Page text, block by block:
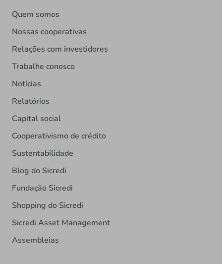
Quem somos
Nossas cooperativas
Relações com investidores
Trabalhe conosco
Notícias
Relatórios
Capital social
Cooperativismo de crédito
Sustentabilidade
Blog do Sicredi
Fundação Sicredi
Shopping do Sicredi
Sicredi Asset Management
Assembleias